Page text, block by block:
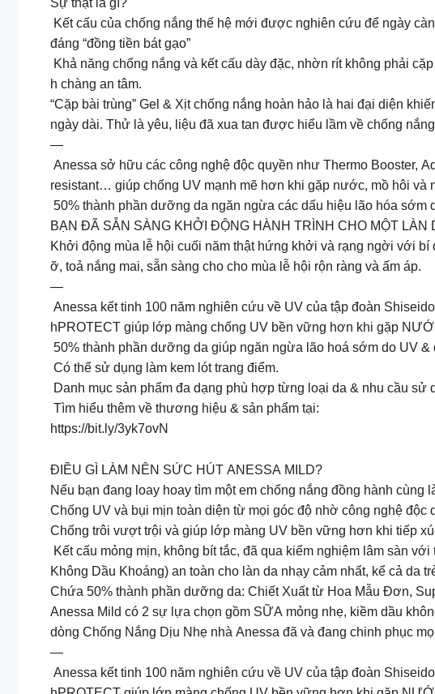
Sự thật là gì?
Kết cấu của chống nắng thế hệ mới được nghiên cứu để ngày
đáng “đồng tiền bát gạo”
Khả năng chống nắng và kết cấu dày đặc, nhờn rít không phải
h chàng an tâm.
“Cặp bài trùng” Gel & Xịt chống nắng hoàn hảo là hai đại diện
ngày dài. Thử là yêu, liệu đã xua tan được hiểu lầm về chống
—
Anessa sở hữu các công nghệ độc quyền như Thermo Booster,
resistant… giúp chống UV mạnh mẽ hơn khi gặp nước, mồ hôi và
50% thành phần dưỡng da ngăn ngừa các dấu hiệu lão hóa sớm
BẠN ĐÃ SẴN SÀNG KHỞI ĐỘNG HÀNH TRÌNH CHO MỘT LÀN
Khởi động mùa lễ hội cuối năm thật hứng khởi và rạng ngời với
ỡ, toả nắng mai, sẵn sàng cho cho mùa lễ hội rộn ràng và ấm áp.
—
Anessa kết tinh 100 năm nghiên cứu về UV của tập đoàn
hPROTECT giúp lớp màng chống UV bền vững hơn khi gặp
50% thành phần dưỡng da giúp ngăn ngừa lão hoá sớm do UV
Có thể sử dụng làm kem lót trang điểm.
Danh mục sản phẩm đa dạng phù hợp từng loại da & nhu cầu sử
Tìm hiểu thêm về thương hiệu & sản phẩm tại:
https://bit.ly/3yk7ovN
ĐIỀU GÌ LÀM NÊN SỨC HÚT ANESSA MILD?
Nếu bạn đang loay hoay tìm một em chống nắng đồng hành
Chống UV và bụi mịn toàn diện từ mọi góc độ nhờ công nghệ độc
Chống trôi vượt trội và giúp lớp màng UV bền vững hơn khi tiếp
Kết cấu mỏng mịn, không bít tắc, đã qua kiểm nghiệm lâm sàn
Không Dầu Khoáng) an toàn cho làn da nhạy cảm nhất, kể cả da
Chứa 50% thành phần dưỡng da: Chiết Xuất từ Hoa Mẫu Đơn,
Anessa Mild có 2 sự lựa chọn gồm SỮA mỏng nhẹ, kiềm dầu
dòng Chống Nắng Dịu Nhẹ nhà Anessa đã và đang chinh phục
—
Anessa kết tinh 100 năm nghiên cứu về UV của tập đoàn